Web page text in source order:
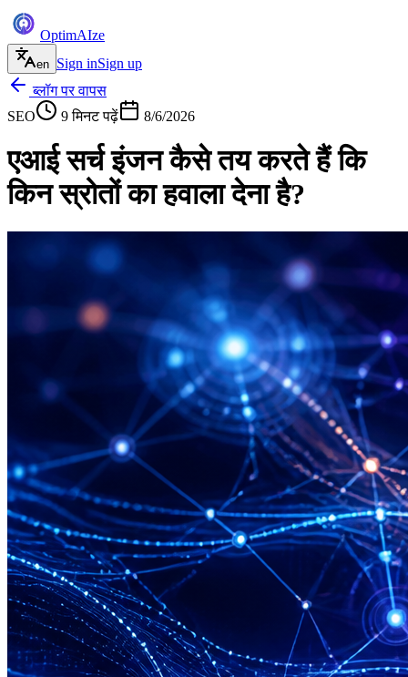
OptimAIze
en Sign inSign up
ब्लॉग पर वापस
SEO
9 मिनट पढ़ें 8/6/2026
एआई सर्च इंजन कैसे तय करते हैं कि
किन स्रोतों का हवाला देना है?